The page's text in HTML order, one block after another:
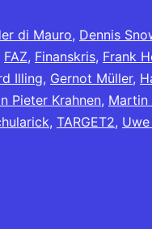
di Mauro, Dennis
FAZ, Finanskris, Frank
Illing, Gernot Müller,
Pieter Krahnen, Martin
, TARGET2,